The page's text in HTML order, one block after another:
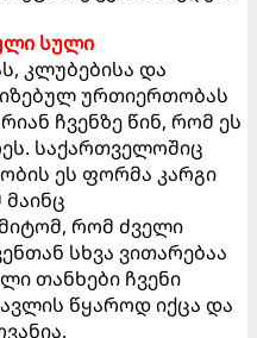
სული
კლუბებისა და
ურთიერთობას
ჩვენზე წინ, რომ ეს
საქართველოშიც
ეს ფორმა კარგი
მაინც
რომ ძველი
სხვა ვითარებაა
თანხები ჩვენი
წყაროდ იქცა და